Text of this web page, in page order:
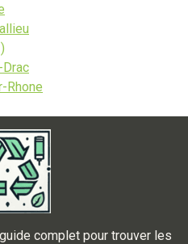
Rhone
complet pour trouver les